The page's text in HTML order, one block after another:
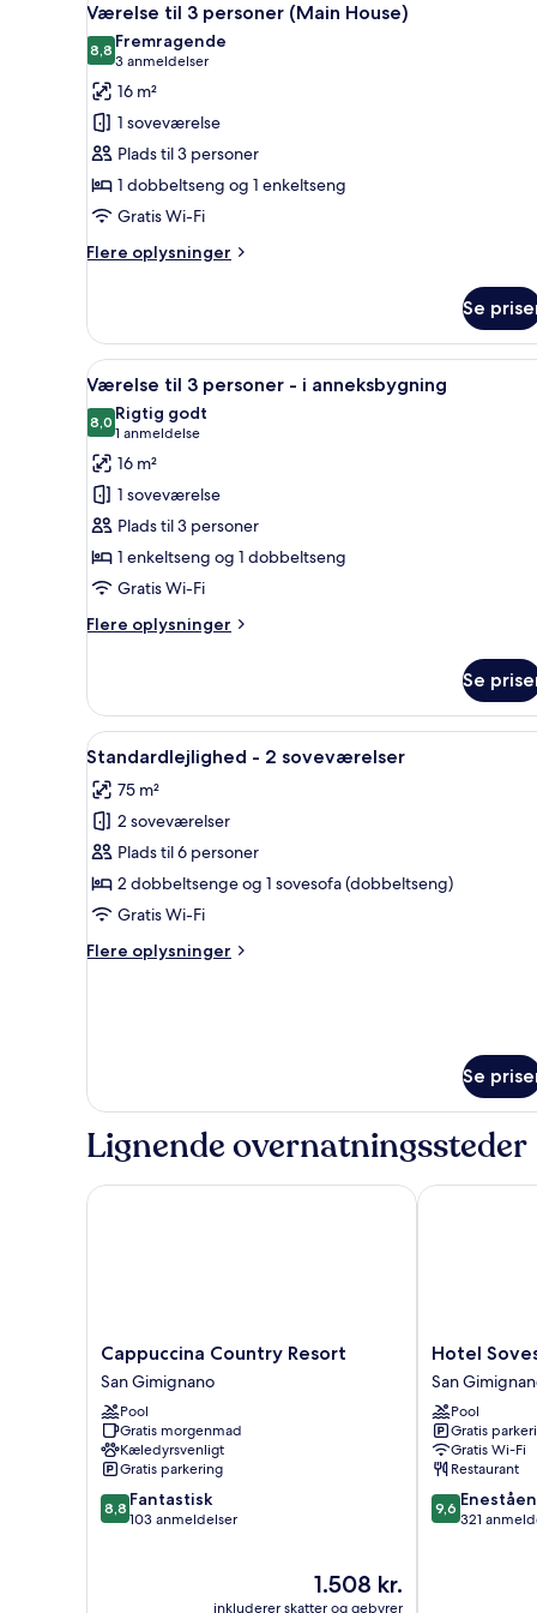
alle
billeder
af
Værelse
til
3
personer
(Main
House)
4
Værelse til 3 personer (Main House)
8,88,8 ud af 10
Fremragende
3 anmeldelser
(3
anmeldelser)
16 m²
1 soveværelse
Plads til 3 personer
1 dobbeltseng og 1 enkeltseng
Gratis Wi-Fi
Flere oplysninger
Flere
til
personer
(Main
House)
Se
Indlæs
alle
billeder
af
Værelse
til
3
personer
-
i
Et soveværelse med en
6
Værelse til 3 personer - i anneksbygning
8,08,0 ud af 10
Rigtig godt
1 anmeldelse
(1
anmeldelse)
16 m²
1 soveværelse
Plads til 3 personer
1 enkeltseng og 1 dobbeltseng
Gratis Wi-Fi
Flere oplysninger
Flere
til
personer
anneksbygning
Se
Indlæs
alle
billeder
af
Standardlejlighed
-
2
Et hyggeligt køkken med
9
Standardlejlighed - 2 soveværelser
75 m²
2 soveværelser
Plads til 6 personer
2 dobbeltsenge og 1 sovesofa (dobbeltseng)
Gratis Wi-Fi
Flere oplysninger
Flere
Se
Lignende overnatningssteder
Cappuccina
Country
Resort
San
Gimignano
Cappuccina Country Resort
San Gimignano
Pool
Gratis morgenmad
Kæledyrsvenligt
Gratis parkering
8.8
ud
8,8 Fantastisk
103 anmeldelser
Prisen
er
1.508 kr.
inkluderer skatter og gebyrer
Cappuccina Country Resort
Hotel
Sovestro
San
Gimignano
Hotel
San
Pool
Gratis
Gratis Wi-Fi
Restaurant
9.6
ud
9,6
321
Hotel Sovestro